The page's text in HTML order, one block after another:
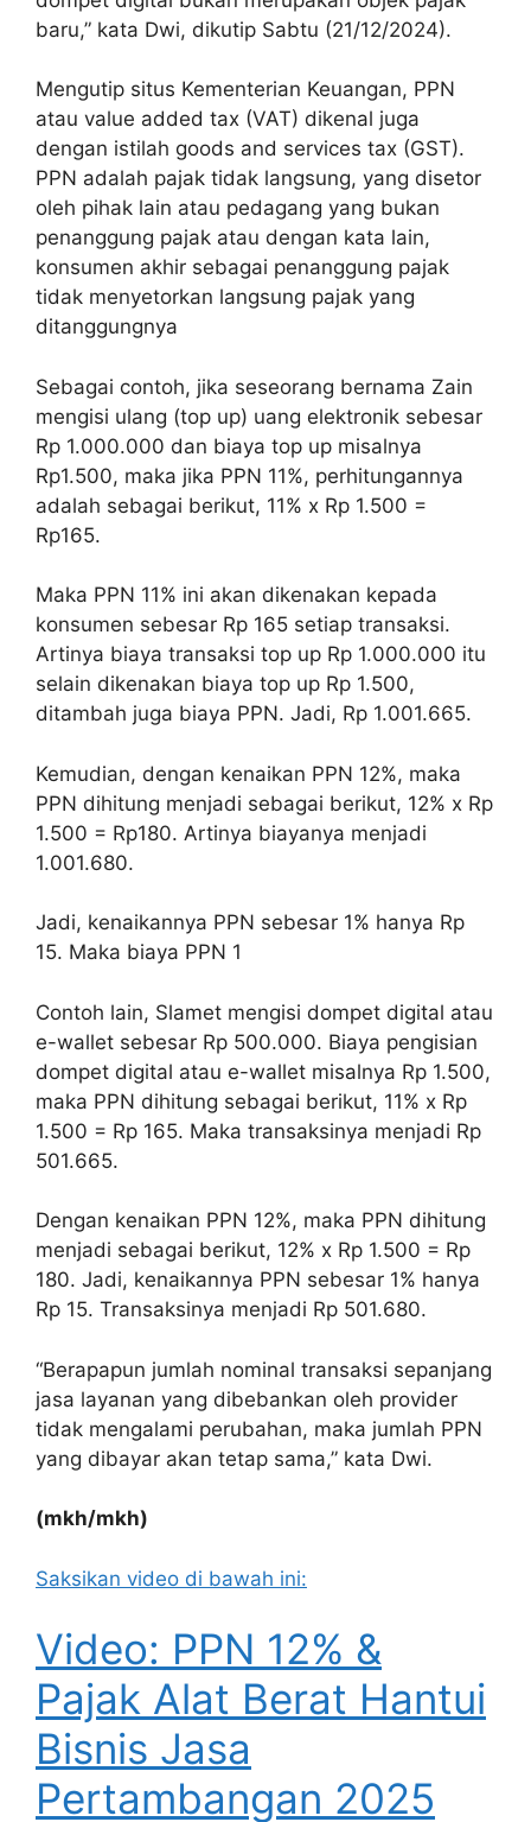
baru,” kata Dwi, dikutip Sabtu (21/12/2024).
Mengutip situs Kementerian Keuangan, PPN
atau value added tax (VAT) dikenal juga
dengan istilah goods and services tax (GST).
PPN adalah pajak tidak langsung, yang disetor
oleh pihak lain atau pedagang yang bukan
penanggung pajak atau dengan kata lain,
konsumen akhir sebagai penanggung pajak
tidak menyetorkan langsung pajak yang
ditanggungnya
Sebagai contoh, jika seseorang bernama Zain
mengisi ulang (top up) uang elektronik sebesar
Rp 1.000.000 dan biaya top up misalnya
Rp1.500, maka jika PPN 11%, perhitungannya
adalah sebagai berikut, 11% x Rp 1.500 =
Rp165.
Maka PPN 11% ini akan dikenakan kepada
konsumen sebesar Rp 165 setiap transaksi.
Artinya biaya transaksi top up Rp 1.000.000 itu
selain dikenakan biaya top up Rp 1.500,
ditambah juga biaya PPN. Jadi, Rp 1.001.665.
Kemudian, dengan kenaikan PPN 12%, maka
PPN dihitung menjadi sebagai berikut, 12% x Rp
1.500 = Rp180. Artinya biayanya menjadi
1.001.680.
Jadi, kenaikannya PPN sebesar 1% hanya Rp
15. Maka biaya PPN 1
Contoh lain, Slamet mengisi dompet digital atau
e-wallet sebesar Rp 500.000. Biaya pengisian
dompet digital atau e-wallet misalnya Rp 1.500,
maka PPN dihitung sebagai berikut, 11% x Rp
1.500 = Rp 165. Maka transaksinya menjadi Rp
501.665.
Dengan kenaikan PPN 12%, maka PPN dihitung
menjadi sebagai berikut, 12% x Rp 1.500 = Rp
180. Jadi, kenaikannya PPN sebesar 1% hanya
Rp 15. Transaksinya menjadi Rp 501.680.
“Berapapun jumlah nominal transaksi sepanjang
jasa layanan yang dibebankan oleh provider
tidak mengalami perubahan, maka jumlah PPN
yang dibayar akan tetap sama,” kata Dwi.
(mkh/mkh)
Saksikan video di bawah ini:
Video: PPN 12% &
Pajak Alat Berat Hantui
Bisnis Jasa
Pertambangan 2025